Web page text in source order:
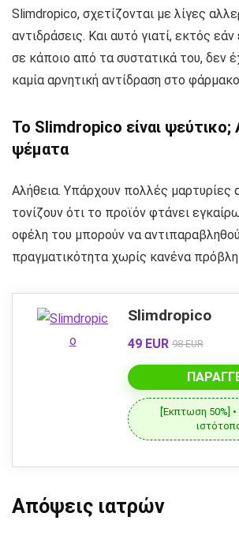
Slimdropico, σχετίζονται με λίγες
αντιδράσεις. Και αυτό γιατί, εκτός εάν
σε κάποιο από τα συστατικά του, δεν
καμία αρνητική αντίδραση στο
Το Slimdropico είναι ψεύτικο;
ψέματα
Αλήθεια. Υπάρχουν πολλές μαρτυρίες
τονίζουν ότι το προϊόν φτάνει
οφέλη του μπορούν να
πραγματικότητα χωρίς κανένα
Slimdropico
49 EUR 98 EUR
[Έκπτωση 50%]
Απόψεις ιατρών